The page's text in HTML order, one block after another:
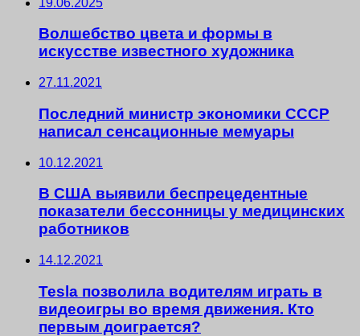
Волшебство цвета и формы в
искусстве известного художника
27.11.2021
Последний министр экономики СССР
написал сенсационные мемуары
10.12.2021
В США выявили беспрецедентные
показатели бессонницы у медицинских
работников
14.12.2021
Tesla позволила водителям играть в
видеоигры во время движения. Кто
первым доиграется?